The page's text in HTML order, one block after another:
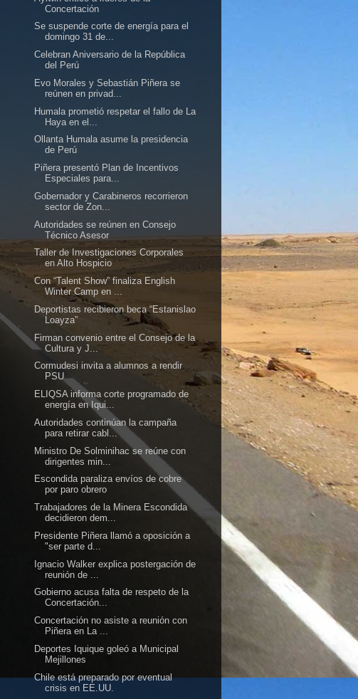
Concertación
Se suspende corte de energía para el
domingo 31 de...
Celebran Aniversario de la República
del Perú
Evo Morales y Sebastián Piñera se
reúnen en privad...
Humala prometió respetar el fallo de La
Haya en el...
Ollanta Humala asume la presidencia
de Perú
Piñera presentó Plan de Incentivos
Especiales para...
Gobernador y Carabineros recorrieron
sector de Zon...
Autoridades se reúnen en Consejo
Técnico Asesor
Taller de Investigaciones Corporales
en Alto Hospicio
Con “Talent Show” finaliza English
Winter Camp en ...
Deportistas recibieron beca “Estanislao
Loayza”
Firman convenio entre el Consejo de la
Cultura y J...
Cormudesi invita a alumnos a rendir
PSU
ELIQSA informa corte programado de
energía en Iqui...
Autoridades continúan la campaña
para retirar cabl...
Ministro De Solminihac se reúne con
dirigentes min...
Escondida paraliza envíos de cobre
por paro obrero
Trabajadores de la Minera Escondida
decidieron dem...
Presidente Piñera llamó a oposición a
"ser parte d...
Ignacio Walker explica postergación de
reunión de ...
Gobierno acusa falta de respeto de la
Concertación...
Concertación no asiste a reunión con
Piñera en La ...
Deportes Iquique goleó a Municipal
Mejillones
Chile está preparado por eventual
crisis en EE.UU.